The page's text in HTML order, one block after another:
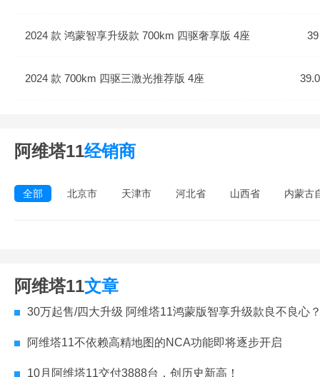
2024 款 鸿蒙智享升级款 700km 四驱奢享版 4座
2024 款 700km 四驱三激光推荐版 4座
阿维塔11经销商
全部 北京市 天津市 河北省 山西省 内蒙古
阿维塔11文章
30万起售/四大升级 阿维塔11鸿蒙版智享升级款良不良心
阿维塔11不依赖高精地图的NCA功能即将逐步开启
10月阿维塔11交付3888台，创历史新高！